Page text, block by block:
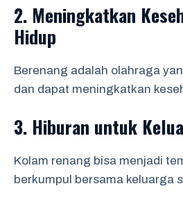
2. Meningkatkan
Hidup
Berenang adalah olahraga
dan dapat meningkatkan
3. Hiburan untuk
Kolam renang bisa menjadi
berkumpul bersama keluarga